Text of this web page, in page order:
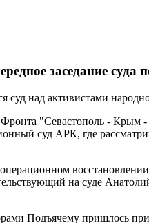
заседание суда
над активистами
"Севастополь - Крым -
суд АРК, где
на суде
Подъячему пришлось